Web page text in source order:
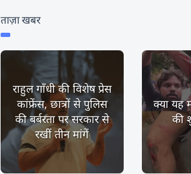
ताज़ा खबर
राहुल गाँधी की विशेष प्रेस
कांफ्रेंस, छात्रों से पुलिस
की बर्बरता पर सरकार से
रखीं तीन मांगें
क्या यह
की